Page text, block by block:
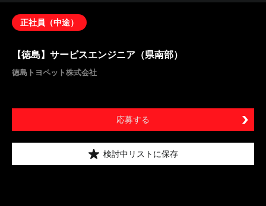
正社員（中途）
【徳島】サービスエンジニア（県南部）
徳島トヨペット株式会社
応募する
検討中リストに保存